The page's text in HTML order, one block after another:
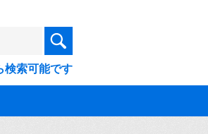
検索可能です